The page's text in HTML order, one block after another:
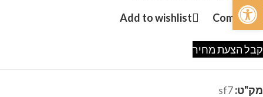
Compare
Add to wishlist
קבל הצעת מחיר
מק"ט:sf7